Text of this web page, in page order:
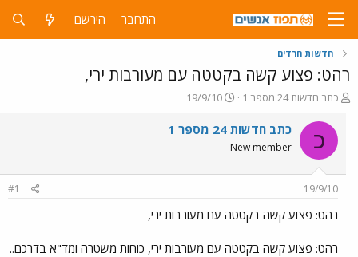
התחבר הירשם
חדשות חרדים
רהט: פצוע קשה בקטטה עם מעורבות ירי,
פ
ו
ת
ח
ה
ו
ש
א
כתב חדשות 24 מספר 1
פ
ו
ר
ר
19/9/10
כ כתב חדשות 24 מספר 1
New member
19/9/10
#1
רהט: פצוע קשה בקטטה עם מעורבות ירי,
רהט: פצוע קשה בקטטה עם מעורבות ירי, כוחות משטרה ומד"א בדרכם..